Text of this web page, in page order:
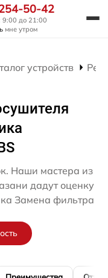
50-42
9:00 до 21:00
мне утром
устройств
Наши мастера из
дадут оценку
Замена фильтра